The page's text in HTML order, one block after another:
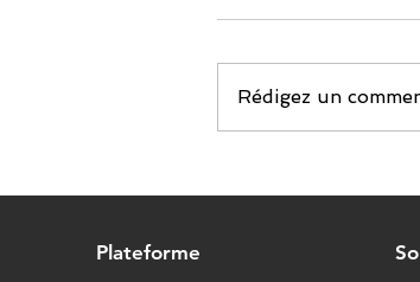
traçabilité au
responsable en
Rédigez un
Plateforme